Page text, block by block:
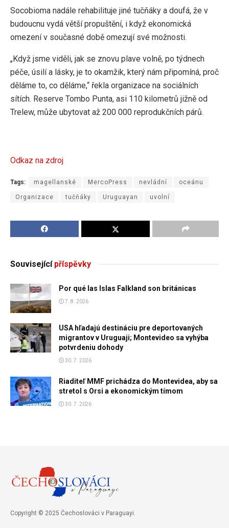
Socobioma nadále rehabilituje jiné tučňáky a doufá, že v
budoucnu vydá větší propuštění, i když ekonomická
omezení v současné době omezují své možnosti.
„Když jsme viděli, jak se znovu plave volně, po týdnech
péče, úsilí a lásky, je to okamžik, který nám připomíná, proč
děláme to, co děláme,“ řekla organizace na sociálních
sítích. Reserve Tombo Punta, asi 110 kilometrů jižně od
Trelew, může ubytovat až 200 000 reprodukčních párů.
Odkaz na zdroj
Tags: magellanské MercoPress nevládní oceánu
Organizace tučňáky Uruguayan uvolní
Souvisejícípříspěvky
Por qué las Islas Falkland son británicas
7. 8. 2026
USA hľadajú destináciu pre deportovaných
migrantov v Uruguaji; Montevideo sa vyhýba
potvrdeniu dohody
30. 7. 2026
Riaditeľ MMF prichádza do Montevidea, aby sa
stretol s Orsi a ekonomickým tímom
30. 7. 2026
Copyright © 2025 Čechoslováci v Paraguayi.